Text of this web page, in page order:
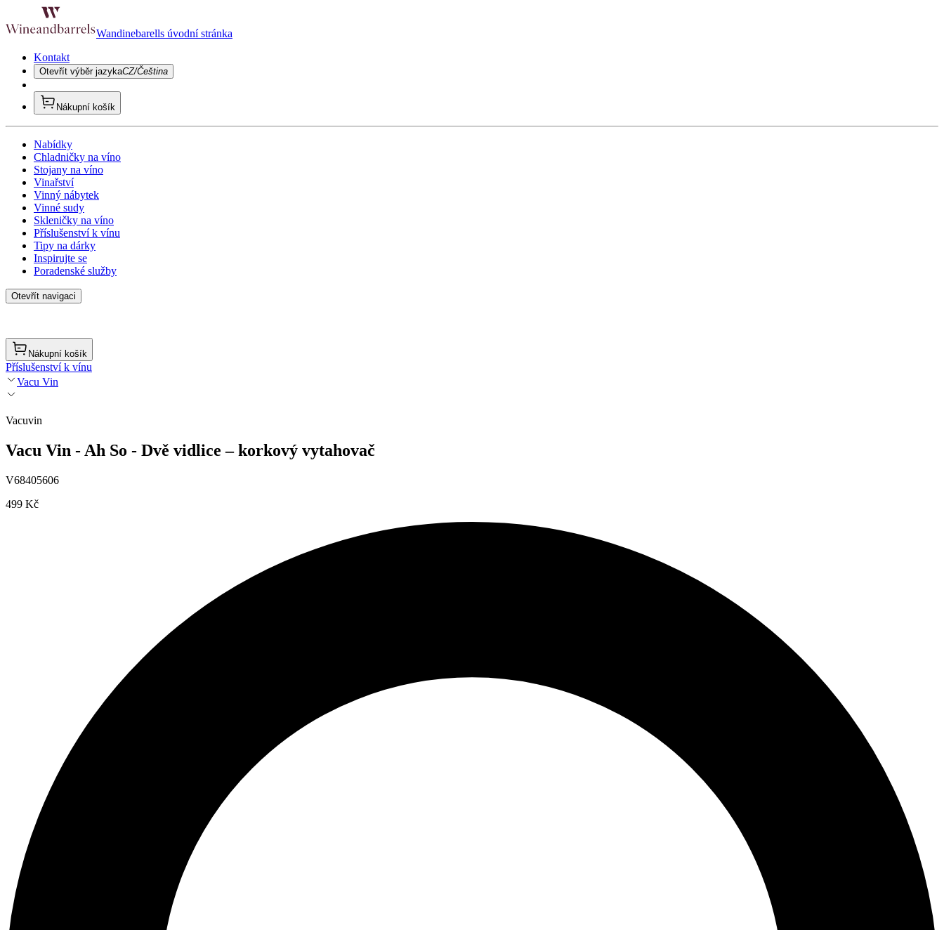
Wandinebarells úvodní stránka
Kontakt
Otevřít výběr jazykaCZ/Čeština
Nákupní košík
Nabídky
Chladničky na víno
Stojany na víno
Vinařství
Vinný nábytek
Vinné sudy
Skleničky na víno
Příslušenství k vínu
Tipy na dárky
Inspirujte se
Poradenské služby
Otevřít navigaci
Nákupní košík
Příslušenství k vínu
Vacu Vin
Vacuvin
Vacu Vin - Ah So - Dvě vidlice – korkový vytahovač
V68405606
499 Kč